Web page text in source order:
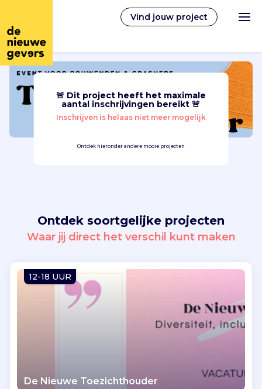
Vind jouw project
Nederlands
Vind jouw project
Inloggen
🚨 Dit project heeft het maximale
aantal inschrijvingen bereikt 🚨
Inschrijven is helaas niet meer mogelijk
Ontdek hieronder andere mooie projecten
Ontdek soortgelijke projecten
Waar jij direct het verschil kunt maken
12-18 UUR
De Nieuwe Toezichthouder